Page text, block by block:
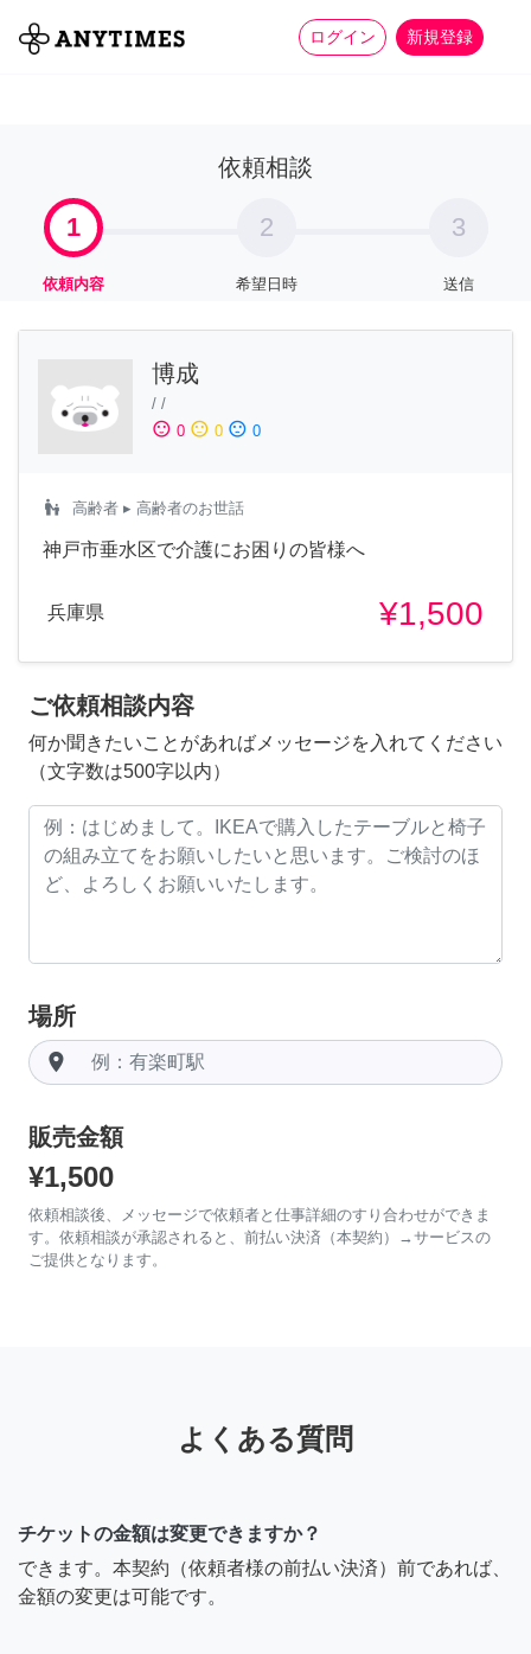
ログイン 新規登録
全て 家事 more_horiz
依頼相談
1
依頼内容
2
希望日時
3
送信
博成
/ /
sentiment_satisfied 0 sentiment_neutral 0 sentiment_dissatisfied 0
escalator_warning 高齢者 ▸ 高齢者のお世話
神戸市垂水区で介護にお困りの皆様へ
兵庫県 ¥1,500
ご依頼相談内容
何か聞きたいことがあればメッセージを入れてください
（文字数は500字以内）
場所
room
販売金額
¥1,500
依頼相談後、メッセージで依頼者と仕事詳細のすり合わせができま
す。依頼相談が承認されると、前払い決済（本契約）→サービスの
ご提供となります。
よくある質問
チケットの金額は変更できますか？
できます。本契約（依頼者様の前払い決済）前であれば、
金額の変更は可能です。